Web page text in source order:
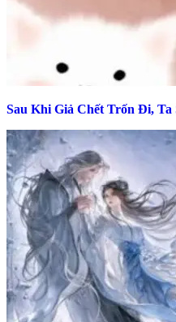
Sau Khi Giả Chết Trốn Đi,